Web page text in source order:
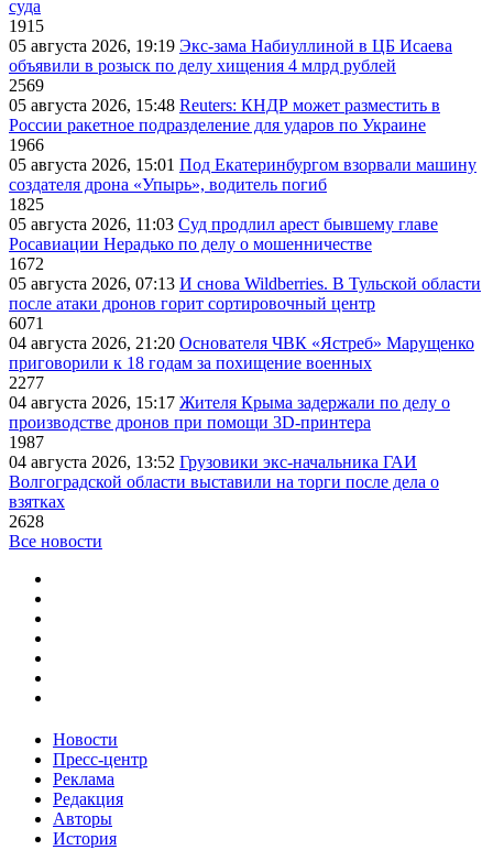
суда
1915
05 августа 2026, 19:19 Экс-зама Набиуллиной в ЦБ Исаева
объявили в розыск по делу хищения 4 млрд рублей
2569
05 августа 2026, 15:48 Reuters: КНДР может разместить в
России ракетное подразделение для ударов по Украине
1966
05 августа 2026, 15:01 Под Екатеринбургом взорвали машину
создателя дрона «Упырь», водитель погиб
1825
05 августа 2026, 11:03 Суд продлил арест бывшему главе
Росавиации Нерадько по делу о мошенничестве
1672
05 августа 2026, 07:13 И снова Wildberries. В Тульской области
после атаки дронов горит сортировочный центр
6071
04 августа 2026, 21:20 Основателя ЧВК «Ястреб» Марущенко
приговорили к 18 годам за похищение военных
2277
04 августа 2026, 15:17 Жителя Крыма задержали по делу о
производстве дронов при помощи 3D‑принтера
1987
04 августа 2026, 13:52 Грузовики экс-начальника ГАИ
Волгоградской области выставили на торги после дела о
взятках
2628
Все новости
Новости
Пресс-центр
Реклама
Редакция
Авторы
История